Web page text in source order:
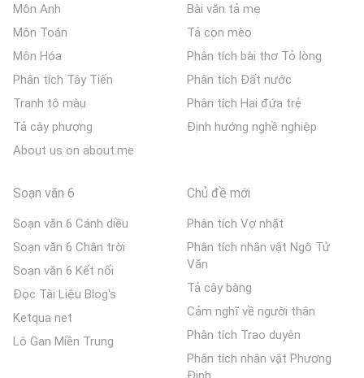
Môn Anh
Môn Toán
Môn Hóa
Phân tích Tây Tiến
Tranh tô màu
Tả cây phượng
About us on about.me
Bài văn tả mẹ
Tả con mèo
Phân tích bài thơ Tỏ lòng
Phân tích Đất nước
Phân tích Hai đứa trẻ
Định hướng nghề nghiệp
Soạn văn 6
Soạn văn 6 Cánh diều
Soạn văn 6 Chân trời
Soạn văn 6 Kết nối
Đọc Tài Liệu Blog's
Ketqua net
Lô Gan Miền Trung
Chủ đề mới
Phân tích Vợ nhặt
Phân tích nhân vật Ngô Tử
Văn
Tả cây bàng
Cảm nghĩ về người thân
Phân tích Trao duyên
Phân tích nhân vật Phương